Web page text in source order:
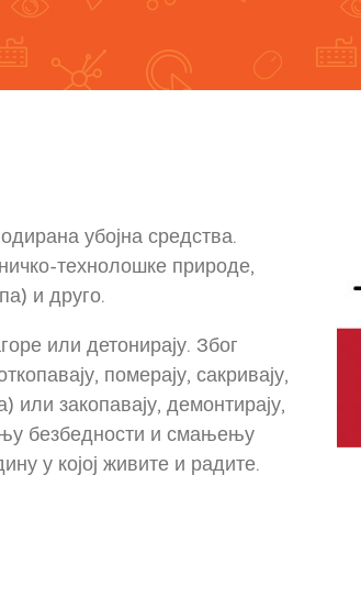
убојна средства.
технолошке природе,
и друго.
или детонирају. Због
померају, сакривају,
закопавају, демонтирају,
безбедности и смањењу
у којој живите и радите.